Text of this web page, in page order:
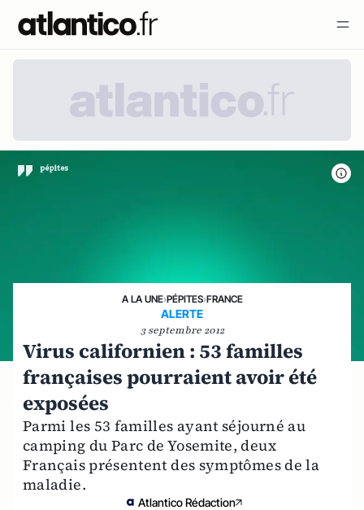
A LA UNE›PÉPITES›FRANCE
ALERTE
3 septembre 2012
Virus californien : 53 familles
françaises pourraient avoir été
exposées
Parmi les 53 familles ayant séjourné au
camping du Parc de Yosemite, deux
Français présentent des symptômes de la
maladie.
Atlantico Rédaction